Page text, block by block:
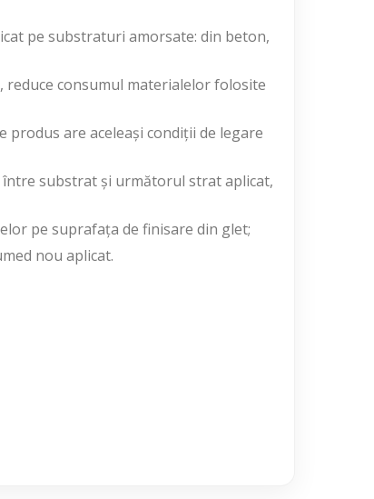
pe substraturi amorsate: din beton,
consumul materialelor folosite
produs are aceleași condiții de legare
substrat și următorul strat aplicat,
pe suprafața de finisare din glet;
nou aplicat.